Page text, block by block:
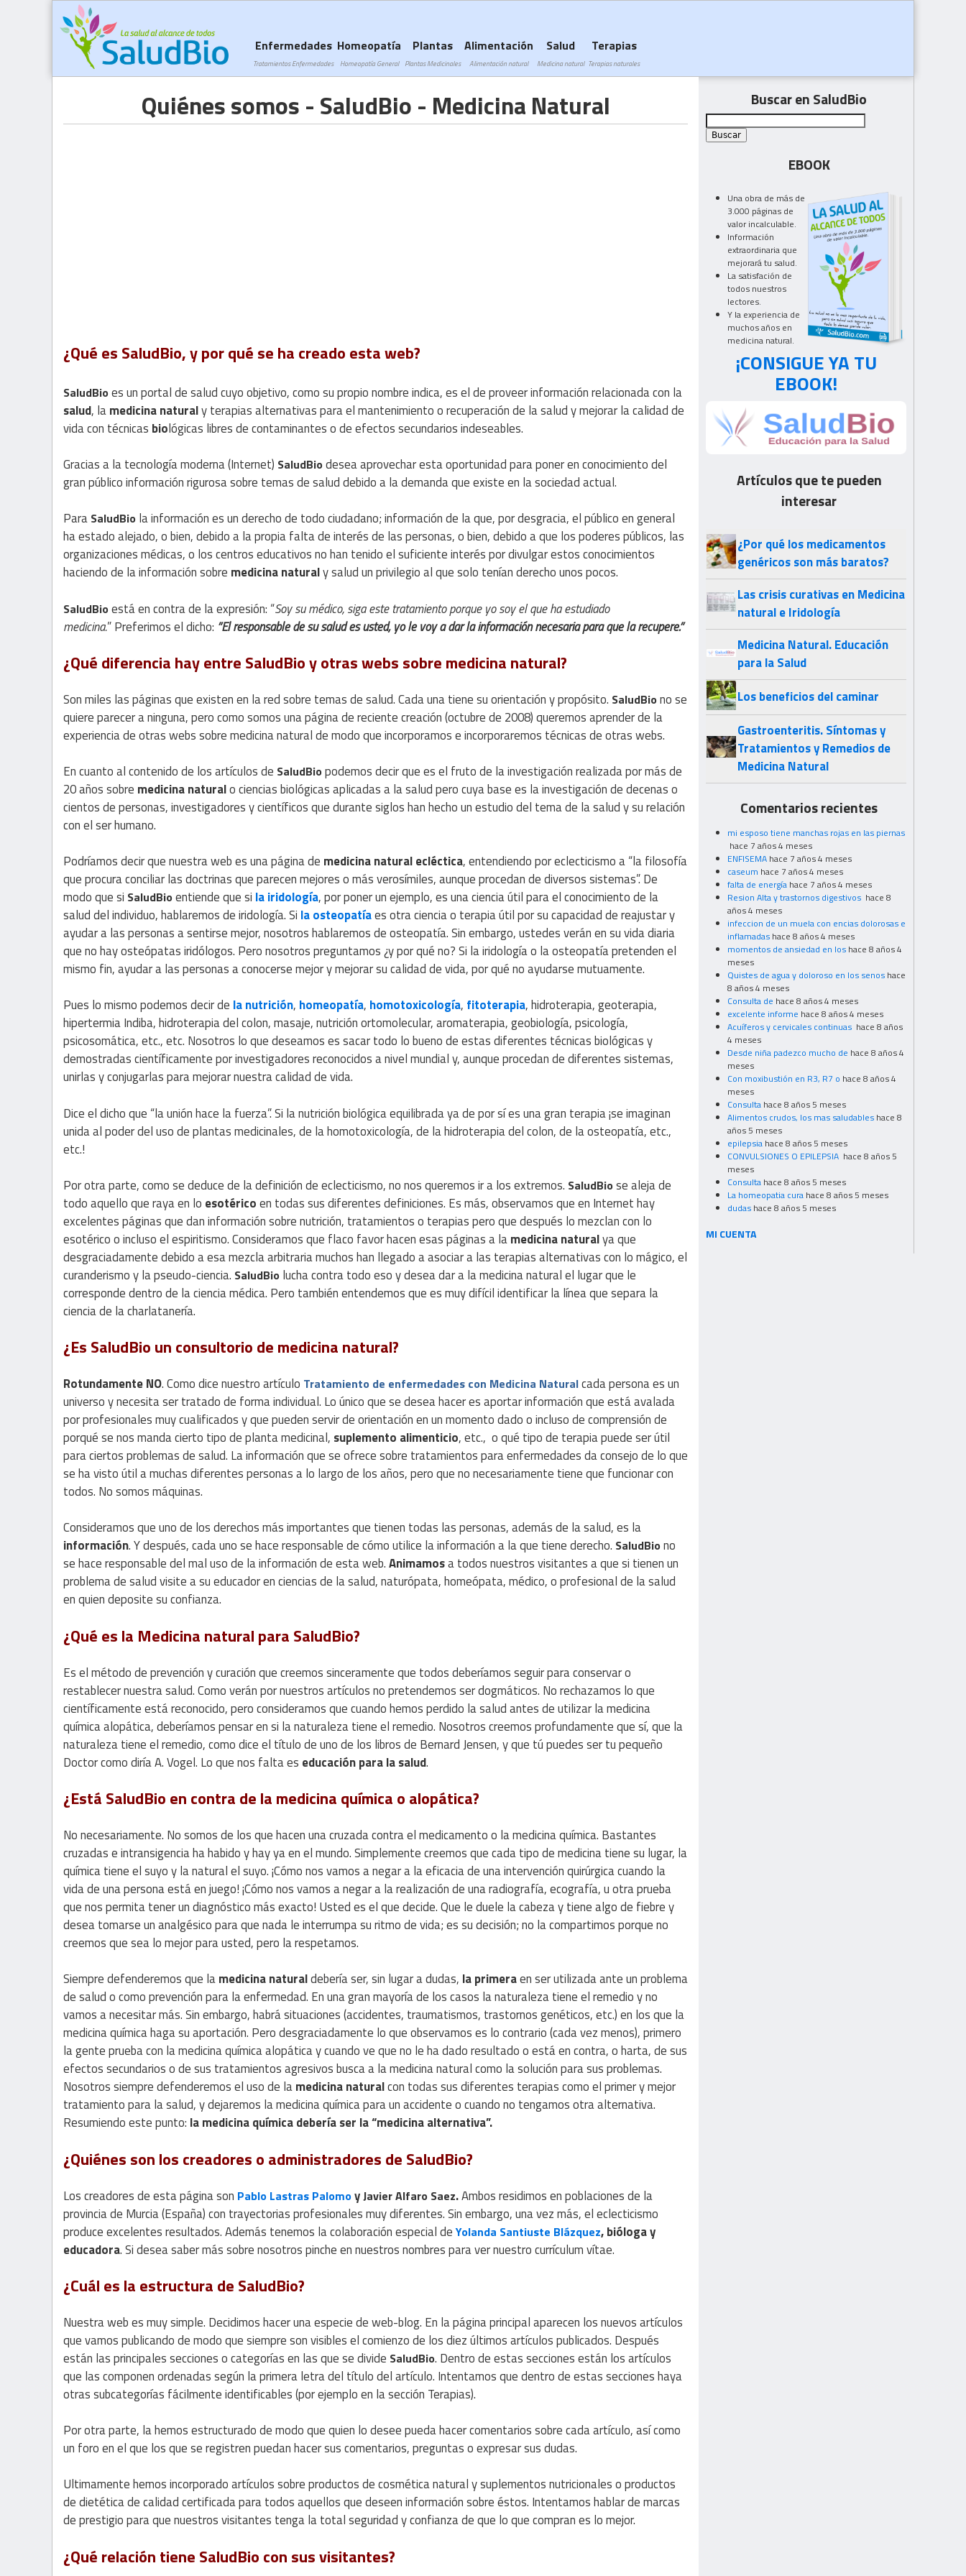
Quiénes somos - SaludBio - Medicina Natural
¿Qué es SaludBio, y por qué se ha creado esta web?
SaludBio es un portal de salud cuyo objetivo, como su propio nombre indica, es el de proveer información relacionada con la
salud, lamedicina naturaly terapias alternativas para el mantenimiento o recuperación de la salud y mejorar la calidad de
vida con técnicas biológicas libres de contaminantes o de efectos secundarios indeseables.
Gracias a la tecnología moderna (Internet) SaludBio desea aprovechar esta oportunidad para poner en conocimiento del
gran público información rigurosa sobre temas de salud debido a la demanda que existe en la sociedad actual.
Para SaludBio la información es un derecho de todo ciudadano; información de la que, por desgracia, el público en general
ha estado alejado, o bien, debido a la propia falta de interés de las personas, o bien, debido a que los poderes públicos, las
organizaciones médicas, o los centros educativos no han tenido el suficiente interés por divulgar estos conocimientos
haciendo de la información sobre medicina naturaly salud un privilegio al que solo tenían derecho unos pocos.
SaludBio está en contra de la expresión: “Soy su médico, siga este tratamiento porque yo soy el que ha estudiado
medicina.” Preferimos el dicho: ”El responsable de su salud es usted, yo le voy a dar la información necesaria para que la recupere.”
¿Qué diferencia hay entre SaludBio y otras webs sobre medicina natural?
Son miles las páginas que existen en la red sobre temas de salud. Cada una tiene su orientación y propósito. SaludBio no se
quiere parecer a ninguna, pero como somos una página de reciente creación (octubre de 2008) queremos aprender de la
experiencia de otras webs sobre medicina natural de modo que incorporamos e incorporaremos técnicas de otras webs.
En cuanto al contenido de los artículos de SaludBio podemos decir que es el fruto de la investigación realizada por más de
20 años sobre medicina naturalo ciencias biológicas aplicadas a la salud pero cuya base es la investigación de decenas o
cientos de personas, investigadores y científicos que durante siglos han hecho un estudio del tema de la salud y su relación
con el ser humano.
Podríamos decir que nuestra web es una página de medicina natural ecléctica, entendiendo por eclecticismo a “la filosofía
que procura conciliar las doctrinas que parecen mejores o más verosímiles, aunque procedan de diversos sistemas”. De
modo que si SaludBio entiende que si la iridología, por poner un ejemplo, es una ciencia útil para el conocimiento de la
salud del individuo, hablaremos de iridología. Si la osteopatíaes otra ciencia o terapia útil por su capacidad de reajustar y
ayudar a las personas a sentirse mejor, nosotros hablaremos de osteopatía. Sin embargo, ustedes verán en su vida diaria
que no hay osteópatas iridólogos. Pero nosotros preguntamos ¿y por qué no? Si la iridología o la osteopatía pretenden el
mismo fin, ayudar a las personas a conocerse mejor y mejorar su calidad de vida, por qué no ayudarse mutuamente.
Pues lo mismo podemos decir de la nutrición, homeopatía, homotoxicología, fitoterapia, hidroterapia, geoterapia,
hipertermia Indiba, hidroterapia del colon, masaje, nutrición ortomolecular, aromaterapia, geobiología, psicología,
psicosomática, etc., etc. Nosotros lo que deseamos es sacar todo lo bueno de estas diferentes técnicas biológicas y
demostradas científicamente por investigadores reconocidos a nivel mundial y, aunque procedan de diferentes sistemas,
unirlas y conjugarlas para mejorar nuestra calidad de vida.
Dice el dicho que “la unión hace la fuerza”. Si la nutrición biológica equilibrada ya de por sí es una gran terapia ¡se imaginan
unida al poder del uso de plantas medicinales, de la homotoxicología, de la hidroterapia del colon, de la osteopatía, etc.,
etc.!
Por otra parte, como se deduce de la definición de eclecticismo, no nos queremos ir a los extremos. SaludBio se aleja de
todo aquello que raya en lo esotéricoen todas sus diferentes definiciones. Es más, observamos que en Internet hay
excelentes páginas que dan información sobre nutrición, tratamientos o terapias pero que después lo mezclan con lo
esotérico o incluso el espiritismo. Consideramos que flaco favor hacen esas páginas a lamedicina naturalya que
desgraciadamente debido a esa mezcla arbitraria muchos han llegado a asociar a las terapias alternativas con lo mágico, el
curanderismo y la pseudo-ciencia. SaludBio lucha contra todo eso y desea dar a la medicina natural el lugar que le
corresponde dentro de la ciencia médica. Pero también entendemos que es muy difícil identificar la línea que separa la
ciencia de la charlatanería.
¿Es SaludBio un consultorio de medicina natural?
Rotundamente NO. Como dice nuestro artículo Tratamiento de enfermedades con Medicina Naturalcada persona es un
universo y necesita ser tratado de forma individual. Lo único que se desea hacer es aportar información que está avalada
por profesionales muy cualificados y que pueden servir de orientación en un momento dado o incluso de comprensión de
porqué se nos manda cierto tipo de planta medicinal, suplemento alimenticio, etc., o qué tipo de terapia puede ser útil
para ciertos problemas de salud. La información que se ofrece sobre tratamientos para enfermedades da consejo de lo que
se ha visto útil a muchas diferentes personas a lo largo de los años, pero que no necesariamente tiene que funcionar con
todos. No somos máquinas.
Consideramos que uno de los derechos más importantes que tienen todas las personas, además de la salud, es la
información. Y después, cada uno se hace responsable de cómo utilice la información a la que tiene derecho. SaludBio no
se hace responsable del mal uso de la información de esta web.Animamosa todos nuestros visitantes a que si tienen un
problema de salud visite a su educador en ciencias de la salud, naturópata, homeópata, médico, o profesional de la salud
en quien deposite su confianza.
¿Qué es la Medicina natural para SaludBio?
Es el método de prevención y curación que creemos sinceramente que todos deberíamos seguir para conservar o
restablecer nuestra salud. Como verán por nuestros artículos no pretendemos ser dogmáticos. No rechazamos lo que
científicamente está reconocido, pero consideramos que cuando hemos perdido la salud antes de utilizar la medicina
química alopática, deberíamos pensar en si la naturaleza tiene el remedio. Nosotros creemos profundamente que sí, que la
naturaleza tiene el remedio, como dice el título de uno de los libros de Bernard Jensen, y que tú puedes ser tu pequeño
Doctor como diría A. Vogel. Lo que nos falta es educación para la salud.
¿Está SaludBio en contra de la medicina química o alopática?
No necesariamente. No somos de los que hacen una cruzada contra el medicamento o la medicina química. Bastantes
cruzadas e intransigencia ha habido y hay ya en el mundo. Simplemente creemos que cada tipo de medicina tiene su lugar, la
química tiene el suyo y la natural el suyo. ¡Cómo nos vamos a negar a la eficacia de una intervención quirúrgica cuando la
vida de una persona está en juego! ¡Cómo nos vamos a negar a la realización de una radiografía, ecografía, u otra prueba
que nos permita tener un diagnóstico más exacto! Usted es el que decide. Que le duele la cabeza y tiene algo de fiebre y
desea tomarse un analgésico para que nada le interrumpa su ritmo de vida; es su decisión; no la compartimos porque no
creemos que sea lo mejor para usted, pero la respetamos.
Siempre defenderemos que lamedicina naturaldebería ser, sin lugar a dudas, la primeraen ser utilizada ante un problema
de salud o como prevención para la enfermedad. En una gran mayoría de los casos la naturaleza tiene el remedio y no
vamos a necesitar más. Sin embargo, habrá situaciones (accidentes, traumatismos, trastornos genéticos, etc.) en los que la
medicina química haga su aportación. Pero desgraciadamente lo que observamos es lo contrario (cada vez menos), primero
la gente prueba con la medicina química alopática y cuando ve que no le ha dado resultado o está en contra, o harta, de sus
efectos secundarios o de sus tratamientos agresivos busca a la medicina natural como la solución para sus problemas.
Nosotros siempre defenderemos el uso de lamedicina naturalcon todas sus diferentes terapias como el primer y mejor
tratamiento para la salud, y dejaremos la medicina química para un accidente o cuando no tengamos otra alternativa.
Resumiendo este punto: la medicina química debería ser la “medicina alternativa”.
¿Quiénes son los creadores o administradores de SaludBio?
Los creadores de esta página son Pablo Lastras PalomoyJavier Alfaro Saez.Ambos residimos en poblaciones de la
provincia de Murcia (España) con trayectorias profesionales muy diferentes. Sin embargo, una vez más, el eclecticismo
produce excelentes resultados. Además tenemos la colaboración especial deYolanda Santiuste Blázquez, bióloga y
educadora. Si desea saber más sobre nosotros pinche en nuestros nombres para ver nuestro currículum vítae.
¿Cuál es la estructura de SaludBio?
Nuestra web es muy simple. Decidimos hacer una especie de web-blog. En la página principal aparecen los nuevos artículos
que vamos publicando de modo que siempre son visibles el comienzo de los diez últimos artículos publicados. Después
están las principales secciones o categorías en las que se divide SaludBio. Dentro de estas secciones están los artículos
que las componen ordenadas según la primera letra del título del artículo. Intentamos que dentro de estas secciones haya
otras subcategorías fácilmente identificables (por ejemplo en la sección Terapias).
Por otra parte, la hemos estructurado de modo que quien lo desee pueda hacer comentarios sobre cada artículo, así como
un foro en el que los que se registren puedan hacer sus comentarios, preguntas o expresar sus dudas.
Ultimamente hemos incorporado artículos sobre productos de cosmética natural y suplementos nutricionales o productos
de dietética de calidad certificada para todos aquellos que deseen información sobre éstos. Intentamos hablar de marcas
de prestigio para que nuestros visitantes tenga la total seguridad y confianza de que lo que compran es lo mejor.
¿Qué relación tiene SaludBio con sus visitantes?
Enfermedades
Tratamientos Enfermedades
Homeopatía
Homeopatía General
Plantas
Plantas Medicinales
Alimentación
Alimentación natural
Salud
Medicina natural
Terapias
Terapias naturales
Buscar en SaludBio
EBOOK
Una obra de más de
3.000 páginas de
valor incalculable.
Información
extraordinaria que
mejorará tu salud.
La satisfación de
todos nuestros
lectores.
Y la experiencia de
muchos años en
medicina natural.
¡CONSIGUE YA TU
EBOOK!
Artículos que te pueden
interesar
¿Por qué los medicamentos
genéricos son más baratos?
Las crisis curativas en Medicina
natural e Iridología
Medicina Natural. Educación
para la Salud
Los beneficios del caminar
Gastroenteritis. Síntomas y
Tratamientos y Remedios de
Medicina Natural
Comentarios recientes
mi esposo tiene manchas rojas en las piernas
hace 7 años 4 meses
ENFISEMA hace 7 años 4 meses
caseum hace 7 años 4 meses
falta de energía hace 7 años 4 meses
Resion Alta y trastornos digestivos hace 8
años 4 meses
infeccion de un muela con encias dolorosas e
inflamadas hace 8 años 4 meses
momentos de ansiedad en los hace 8 años 4
meses
Quistes de agua y doloroso en los senos hace
8 años 4 meses
Consulta de hace 8 años 4 meses
excelente informe hace 8 años 4 meses
Acuíferos y cervicales continuas hace 8 años
4 meses
Desde niña padezco mucho de hace 8 años 4
meses
Con moxibustión en R3, R7 o hace 8 años 4
meses
Consulta hace 8 años 5 meses
Alimentos crudos, los mas saludables hace 8
años 5 meses
epilepsia hace 8 años 5 meses
CONVULSIONES O EPILEPSIA hace 8 años 5
meses
Consulta hace 8 años 5 meses
La homeopatia cura hace 8 años 5 meses
dudas hace 8 años 5 meses
MI CUENTA